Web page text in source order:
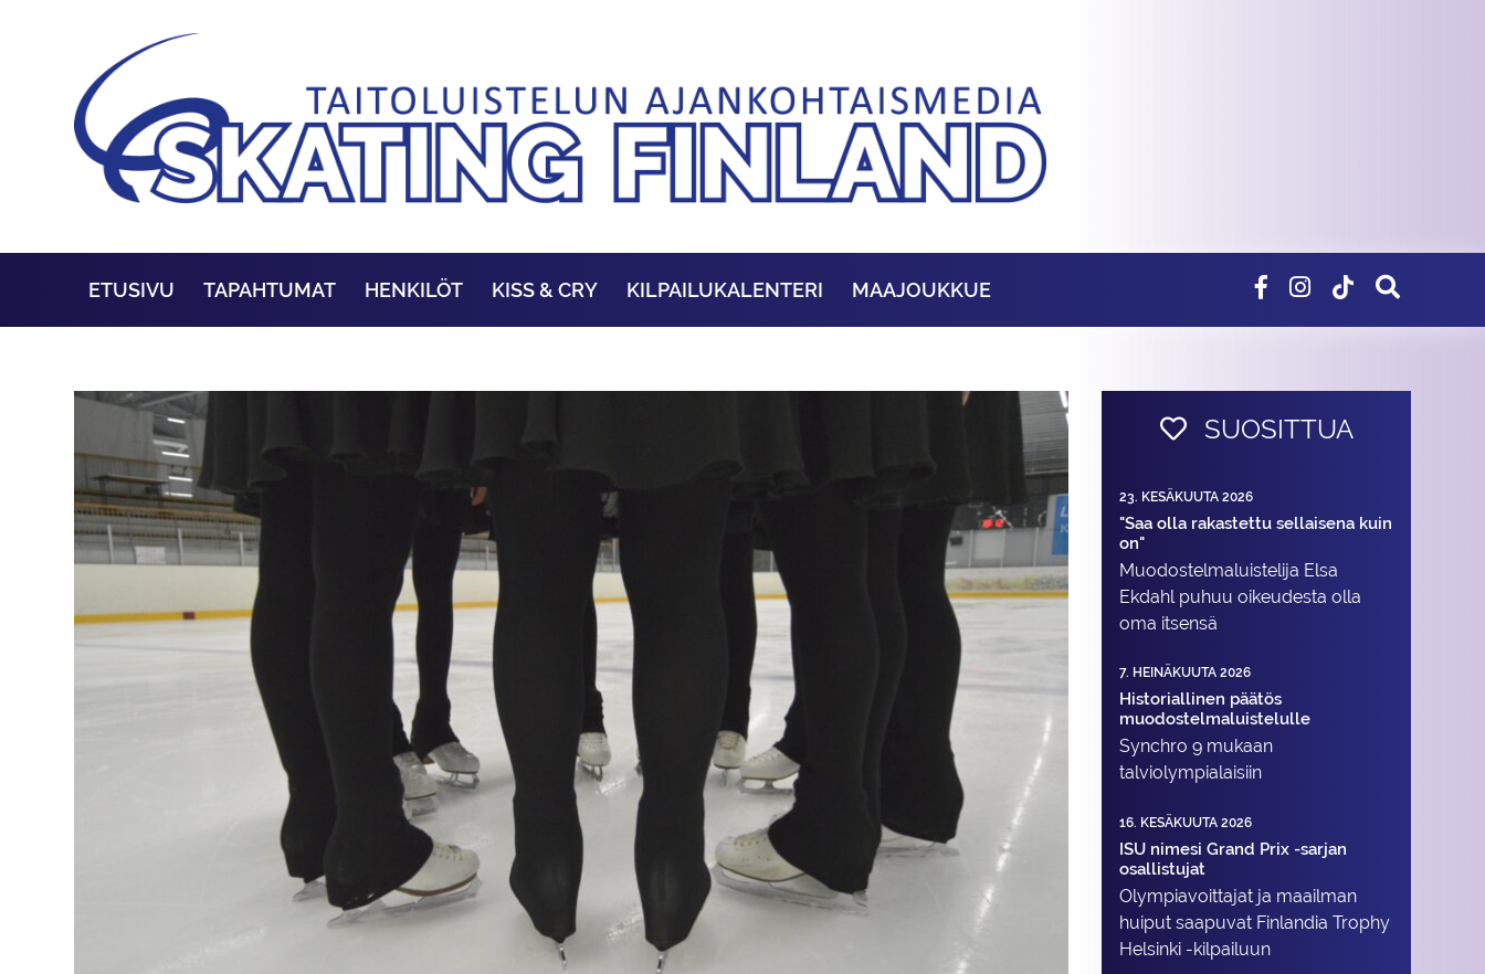
ETUSIVU TAPAHTUMAT HENKILÖT KISS & CRY KILPAILUKALENTERI MAAJOUKKUE
SUOSITTUA
23. KESÄKUUTA 2026
"Saa olla rakastettu sellaisena kuin
on"
Muodostelma­luistelija Elsa
Ekdahl puhuu oikeudesta olla
oma itsensä
7. HEINÄKUUTA 2026
Historiallinen päätös
muodostelmaluistelulle
Synchro 9 mukaan
talviolympialaisiin
16. KESÄKUUTA 2026
ISU nimesi Grand Prix -sarjan
osallistujat
Olympiavoittajat ja maailman
huiput saapuvat Finlandia Trophy
Helsinki -kilpailuun